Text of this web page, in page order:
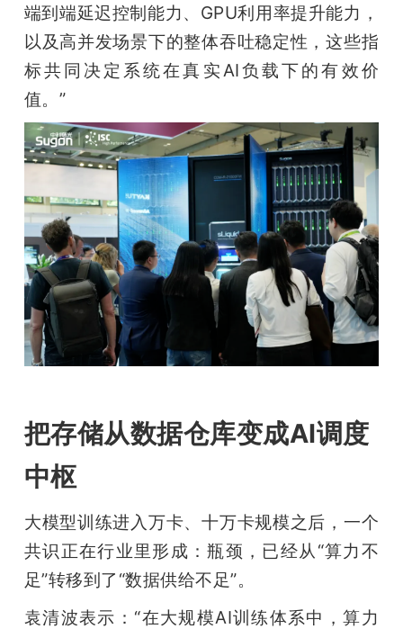
端到端延迟控制能力、GPU利用率提升能力，
以及高并发场景下的整体吞吐稳定性，这些指
标共同决定系统在真实AI负载下的有效价
值。”
把存储从数据仓库变成AI调度
中枢
大模型训练进入万卡、十万卡规模之后，一个
共识正在行业里形成：瓶颈，已经从“算力不
足”转移到了“数据供给不足”。
袁清波表示：“在大规模AI训练体系中，算力